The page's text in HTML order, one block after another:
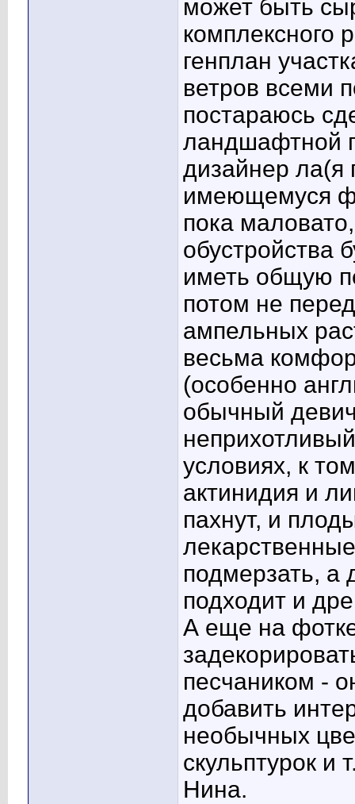
может быть
комплексного
генплан
ветров всеми
постараюсь
ландшафтной
дизайнер ла(я
имеющемуся
пока
обустройства
иметь общую
потом не
ампельных
весьма
(особенно
обычный
условиях, к
актинидия и
пахнут, и
подмерзать, а
подходит и
А еще на
песчаником -
добавить
необычных
скульптурок и
Нина.